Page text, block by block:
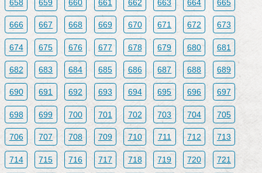
658 659 660 661 662 663 664 665
666 667 668 669 670 671 672 673
674 675 676 677 678 679 680 681
682 683 684 685 686 687 688 689
690 691 692 693 694 695 696 697
698 699 700 701 702 703 704 705
706 707 708 709 710 711 712 713
714 715 716 717 718 719 720 721